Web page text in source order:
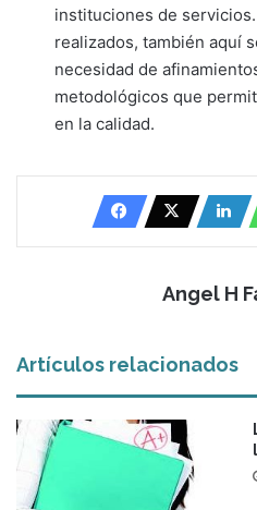
instituciones de
realizados, también aquí
necesidad de
metodológicos que
en la calidad.
Angel H
Artículos relacionados